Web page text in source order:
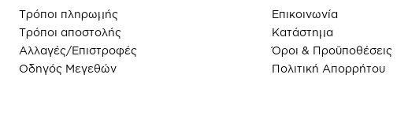
Τρόποι πληρωμής
Τρόποι αποστολής
Αλλαγές/Επιστροφές
Οδηγός Μεγεθών
Επικοινωνία
Κατάστημα
Όροι & Προϋποθέσεις
Πολιτική Απορρήτου